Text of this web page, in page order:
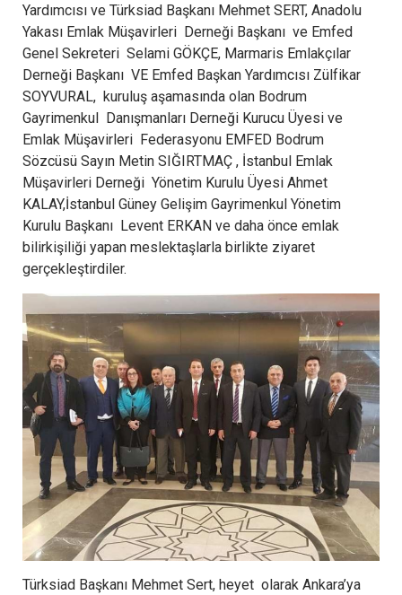
Yardımcısı ve Türksiad Başkanı Mehmet SERT, Anadolu
Yakası Emlak Müşavirleri Derneği Başkanı ve Emfed
Genel Sekreteri Selami GÖKÇE, Marmaris Emlakçılar
Derneği Başkanı VE Emfed Başkan Yardımcısı Zülfikar
SOYVURAL, kuruluş aşamasında olan Bodrum
Gayrimenkul Danışmanları Derneği Kurucu Üyesi ve
Emlak Müşavirleri Federasyonu EMFED Bodrum
Sözcüsü Sayın Metin SIĞIRTMAÇ , İstanbul Emlak
Müşavirleri Derneği Yönetim Kurulu Üyesi Ahmet
KALAY,İstanbul Güney Gelişim Gayrimenkul Yönetim
Kurulu Başkanı Levent ERKAN ve daha önce emlak
bilirkişiliği yapan meslektaşlarla birlikte ziyaret
gerçekleştirdiler.
Türksiad Başkanı Mehmet Sert, heyet olarak Ankara’ya